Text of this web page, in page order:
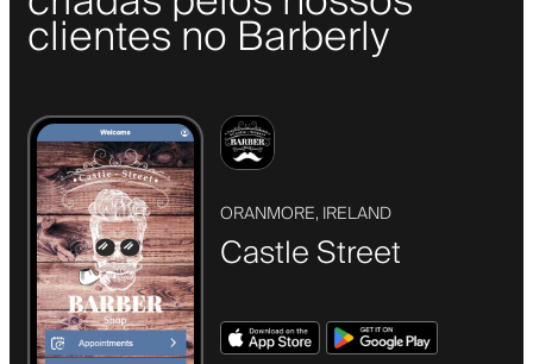
clientes no Barberly
ORANMORE, IRELAND
Castle Street